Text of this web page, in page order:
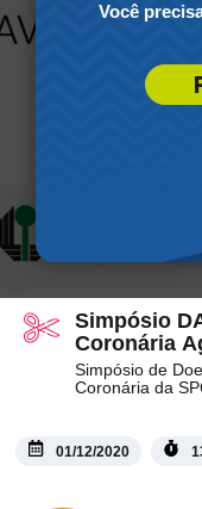
Você
Simpósio
Coronária
Avaliação
na Sala de
Simpósio de
Coronária da
01/12/2020